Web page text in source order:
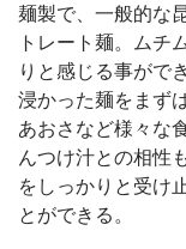
麺製で、一般的な
トレート麺。ムチ
りと感じる事がで
浸かった麺をまず
あおさなど様々な
んつけ汁との相性
をしっかりと受け
とができる。